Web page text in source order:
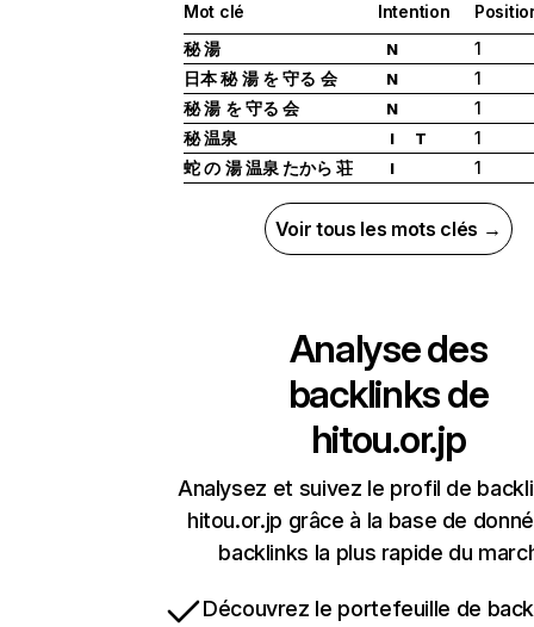
Mot clé Intention
秘 湯
N
1
日本 秘 湯 を 守る 会
N
1
秘 湯 を 守る 会
N
1
秘 温泉
I T
1
蛇 の 湯 温泉 たから 荘
I 1
Voir tous les mots clés →
Analyse des
backlinks de
hitou.or.jp
Analysez et suivez le profil de
hitou.or.jp grâce à la base de
backlinks la plus rapide du
Découvrez le portefeuille de